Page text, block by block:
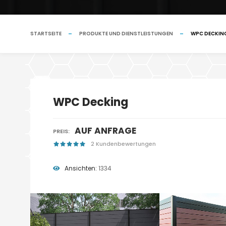
STARTSEITE PRODUKTE UND DIENSTLEISTUNGEN WPC
WPC Decking
PREIS: AUF ANFRAGE
2 Kundenbewertungen
Ansichten: 1334